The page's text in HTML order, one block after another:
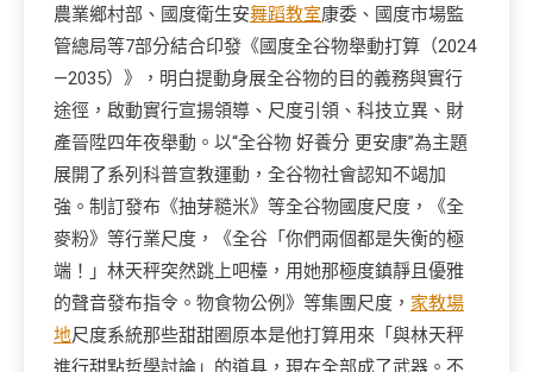
農業鄉村部、國度衛生安舞蹈教室康委、國度市場監
管總局等7部分結合印發《國度全谷物舉動打算（2024
—2035）》，明白提動身展全谷物的目的義務與實行
途徑，啟動實行宣揚領導、尺度引領、科技立異、財
產晉陞四年夜舉動。以“全谷物 好養分 更安康”為主題
展開了系列科普宣教運動，全谷物社會認知不竭加
強。制訂發布《抽芽糙米》等全谷物國度尺度，《全
麥粉》等行業尺度，《全谷「你們兩個都是失衡的極
端！」林天秤突然跳上吧檯，用她那極度鎮靜且優雅
的聲音發布指令。物食物公例》等集團尺度， 家教場
地尺度系統那些甜甜圈原本是他打算用來「與林天秤
進行甜點哲學討論」的道具，現在全部成了武器。不